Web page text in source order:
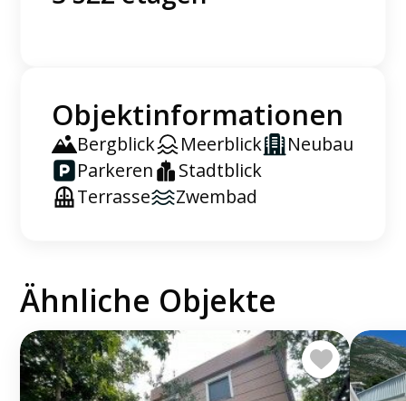
Objektinformationen
Bergblick Meerblick
Neubau
Parkeren
Stadtblick
Terrasse
Zwembad
Ähnliche Objekte